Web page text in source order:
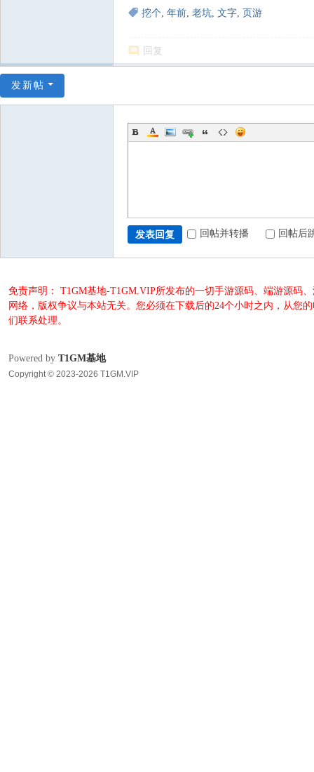
挖个, 年前, 老坑, 文字, 页游
回复
发新帖
发表回复 回帖并转播 回帖后
免责声明： T1GM基地-T1GM.VIP所发布的一切手游源码、端游源码
网络，版权争议与本站无关。您必须在下载后的24个小时之内，从您
们联系处理。
Powered by T1GM基地
Copyright © 2023-2026 T1GM.VIP